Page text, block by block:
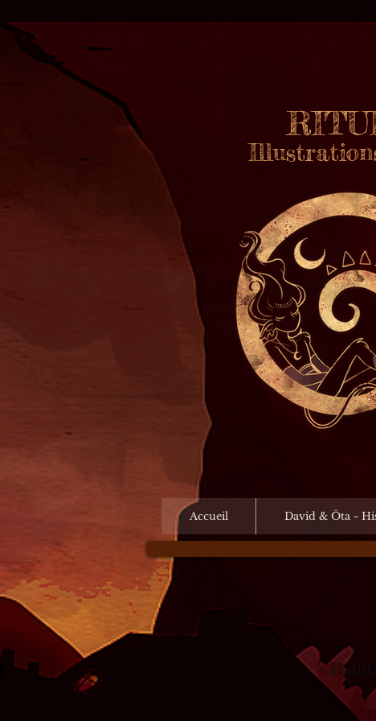
Accueil David & Öta -
​-